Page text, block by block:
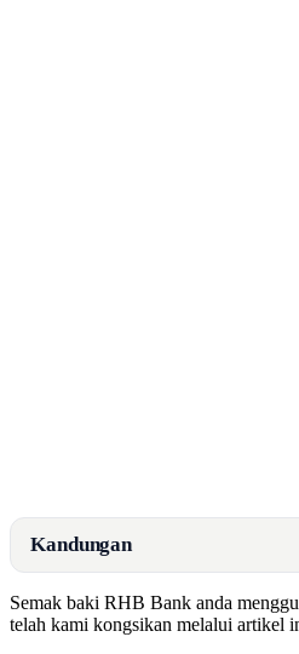
Kandungan
Semak baki RHB Bank anda
telah kami kongsikan melalui artikel